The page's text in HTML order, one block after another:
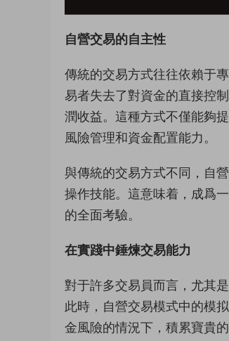
自營交易的自主性
傳統的交易方式往往依賴于
易者失去了對資金的直接控
潤收益。這種方式不僅能夠
風險管理和資金配置能力。
與傳統的交易方式不同，自
操作技能。這意味着，成爲
的全面考驗。
在實踐中錘煉交易能力
對于許多交易員而言，尤其
此時，自營交易模式中的模
金風險的情況下，積累寶貴